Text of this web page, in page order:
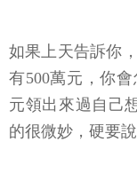
如果上天告訴你
有500萬元，你
元領出來過自己
的很微妙，硬要